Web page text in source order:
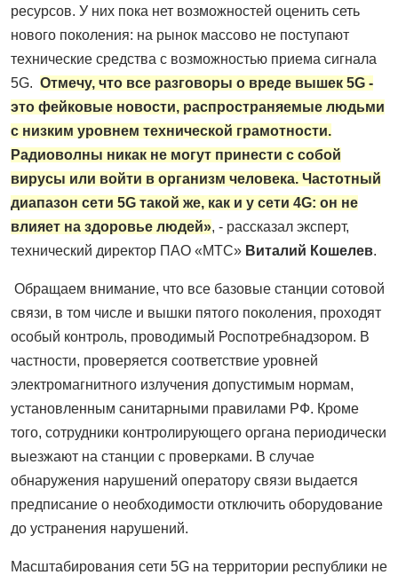
ресурсов. У них пока нет возможностей оценить сеть
нового поколения: на рынок массово не поступают
технические средства с возможностью приема сигнала
5G. Отмечу, что все разговоры о вреде вышек 5G -
это фейковые новости, распространяемые людьми
с низким уровнем технической грамотности.
Радиоволны никак не могут принести с собой
вирусы или войти в организм человека. Частотный
диапазон сети 5G такой же, как и у сети 4G: он не
влияет на здоровье людей», - рассказал эксперт,
технический директор ПАО «МТС» Виталий Кошелев.
Обращаем внимание, что все базовые станции сотовой
связи, в том числе и вышки пятого поколения, проходят
особый контроль, проводимый Роспотребнадзором. В
частности, проверяется соответствие уровней
электромагнитного излучения допустимым нормам,
установленным санитарными правилами РФ. Кроме
того, сотрудники контролирующего органа периодически
выезжают на станции с проверками. В случае
обнаружения нарушений оператору связи выдается
предписание о необходимости отключить оборудование
до устранения нарушений.
Масштабирования сети 5G на территории республики не